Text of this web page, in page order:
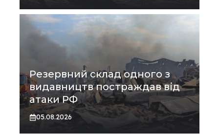
Резервний склад одного з
видавництв постраждав від
атаки РФ
05.08.2026